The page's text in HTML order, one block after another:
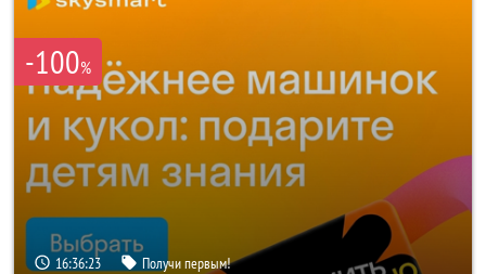
-100%
16:36:20 Получи первым!